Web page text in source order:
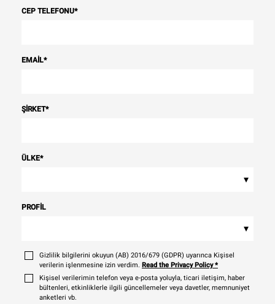
CEP TELEFONU*
EMAIL*
ŞIRKET*
ÜLKE*
▾
PROFIL
▾
Gizlilik bilgilerini okuyun (AB) 2016/679 (GDPR) uyarınca Kişisel
verilerin işlenmesine izin verdim. Read the Privacy Policy*
Kişisel verilerimin telefon veya e-posta yoluyla, ticari iletişim, haber
bültenleri, etkinliklerle ilgili güncellemeler veya davetler, memnuniyet
anketleri vb.